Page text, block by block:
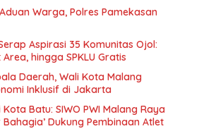
Warga, Polres Pamekasan
Aspirasi 35 Komunitas Ojol:
hingga SPKLU Gratis
Daerah, Wali Kota Malang
Inklusif di Jakarta
Batu: SIWO PWI Malang Raya
Dukung Pembinaan Atlet